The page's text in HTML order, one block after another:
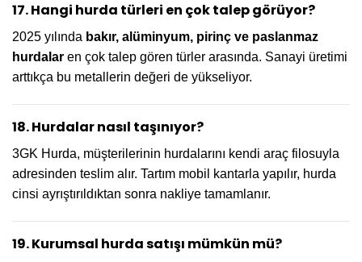
17. Hangi hurda türleri en çok talep görüyor?
2025 yılında bakır, alüminyum, pirinç ve paslanmaz
hurdalar en çok talep gören türler arasında. Sanayi üretimi
arttıkça bu metallerin değeri de yükseliyor.
18. Hurdalar nasıl taşınıyor?
3GK Hurda, müşterilerinin hurdalarını kendi araç filosuyla
adresinden teslim alır. Tartım mobil kantarla yapılır, hurda
cinsi ayrıştırıldıktan sonra nakliye tamamlanır.
19. Kurumsal hurda satışı mümkün mü?